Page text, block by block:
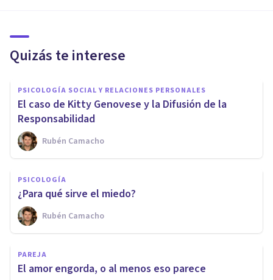
Quizás te interese
PSICOLOGÍA SOCIAL Y RELACIONES PERSONALES
El caso de Kitty Genovese y la Difusión de la
Responsabilidad
Rubén Camacho
PSICOLOGÍA
¿Para qué sirve el miedo?
Rubén Camacho
PAREJA
​El amor engorda, o al menos eso parece